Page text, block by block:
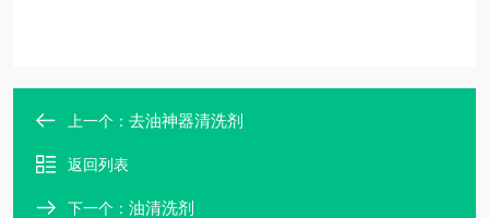
上一个： 去油神器清洗剂
返回列表
下一个： 油清洗剂